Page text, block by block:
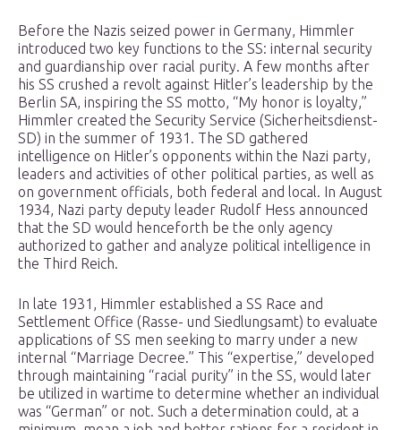
Before the Nazis seized power in Germany, Himmler
introduced two key functions to the SS: internal security
and guardianship over racial purity. A few months after
his SS crushed a revolt against Hitler’s leadership by the
Berlin SA, inspiring the SS motto, “My honor is loyalty,”
Himmler created the Security Service (Sicherheitsdienst-
SD) in the summer of 1931. The SD gathered
intelligence on Hitler’s opponents within the Nazi party,
leaders and activities of other political parties, as well as
on government officials, both federal and local. In August
1934, Nazi party deputy leader Rudolf Hess announced
that the SD would henceforth be the only agency
authorized to gather and analyze political intelligence in
the Third Reich.
In late 1931, Himmler established a SS Race and
Settlement Office (Rasse- und Siedlungsamt) to evaluate
applications of SS men seeking to marry under a new
internal “Marriage Decree.” This “expertise,” developed
through maintaining “racial purity” in the SS, would later
be utilized in wartime to determine whether an individual
was “German” or not. Such a determination could, at a